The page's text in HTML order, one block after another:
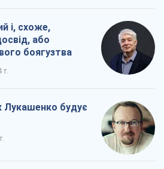
і, схоже,
або
боягузтва
т.
Лукашенко будує